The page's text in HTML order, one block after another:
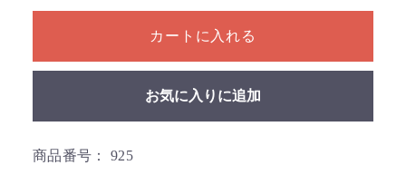
1個以上の数量を入力してください
カートに入れる
お気に入りに追加
商品番号： 925